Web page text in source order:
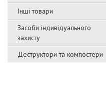
Інші товари
Засоби індивідуального
захисту
Деструктори та компостери